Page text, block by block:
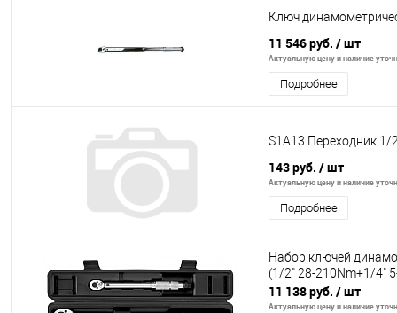
Ключ
11 546 руб. / шт
Актуальную цену и наличие
Подробнее
S1A13 Переходник 1/
143 руб. / шт
Актуальную цену и наличие
Подробнее
Набор ключей
(1/2" 28-210Nm+1/4"
11 138 руб. / шт
Актуальную цену и наличие